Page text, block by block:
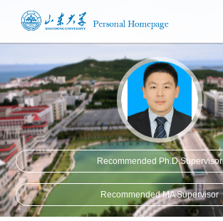
Recommended Ph.D.Supervisor
Recommended MA Supervisor